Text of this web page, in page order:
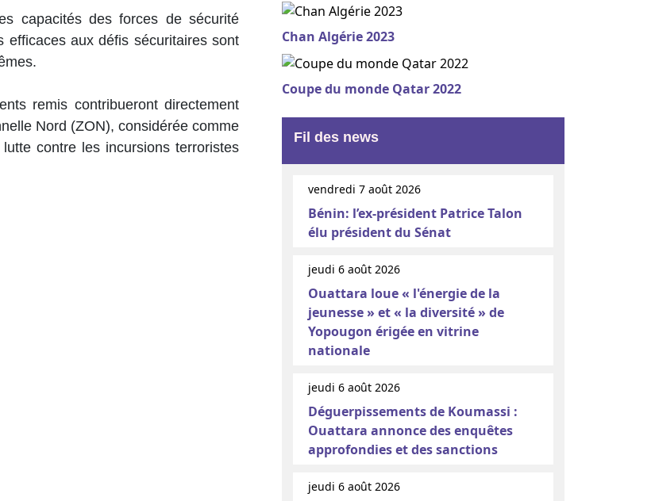
capacités des forces de sécurité
efficaces aux défis sécuritaires sont
remis contribueront directement
Nord (ZON), considérée comme
contre les incursions terroristes
Chan Algérie 2023
Coupe du monde Qatar 2022
Fil des news
vendredi 7 août 2026
Bénin: l’ex-président Patrice Talon
élu président du Sénat
jeudi 6 août 2026
Ouattara loue « l'énergie de la
jeunesse » et « la diversité » de
Yopougon érigée en vitrine
nationale
jeudi 6 août 2026
Déguerpissements de Koumassi :
Ouattara annonce des enquêtes
approfondies et des sanctions
jeudi 6 août 2026